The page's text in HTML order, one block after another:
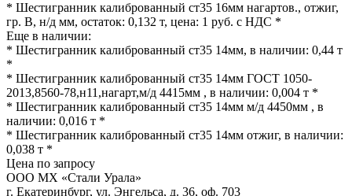
* Шестигранник калиброванный ст35 16мм нагартов., отжиг,
гр. В, н/д мм, остаток: 0,132 т, цена: 1 руб. с НДС *
Еще в наличии:
* Шестигранник калиброванный ст35 14мм, в наличии: 0,44 т
*
* Шестигранник калиброванный ст35 14мм ГОСТ 1050-
2013,8560-78,н11,нагарт,м/д 4415мм , в наличии: 0,004 т *
* Шестигранник калиброванный ст35 14мм м/д 4450мм , в
наличии: 0,016 т *
* Шестигранник калиброванный ст35 14мм отжиг, в наличии:
0,038 т *
Цена по запросу
ООО МХ «Стали Урала»
г. Екатеринбург, ул. Энгельса, д. 36, оф. 703